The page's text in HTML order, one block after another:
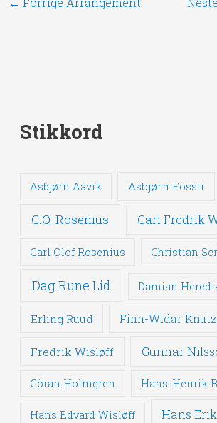
Stikkord
Asbjørn Aavik Asbjørn Fossli
C.O. Rosenius Carl Fredrik
Carl Olof Rosenius Christian
Dag Rune Lid Damian
Erling Ruud Finn-Widar
Fredrik Wisløff Gunnar
Göran Holmgren Hans-Henrik
Hans Edvard Wisløff Hans